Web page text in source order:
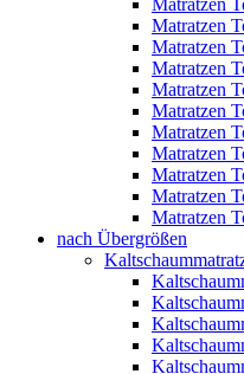
Matratzen
Matratzen
Matratzen
Matratzen
Matratzen
Matratzen
Matratzen
Matratzen
Matratzen
Matratzen
nach Übergrößen